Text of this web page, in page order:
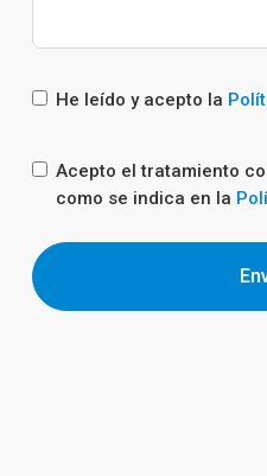
He leído y acepto la
Acepto el tratamiento
como se indica en la